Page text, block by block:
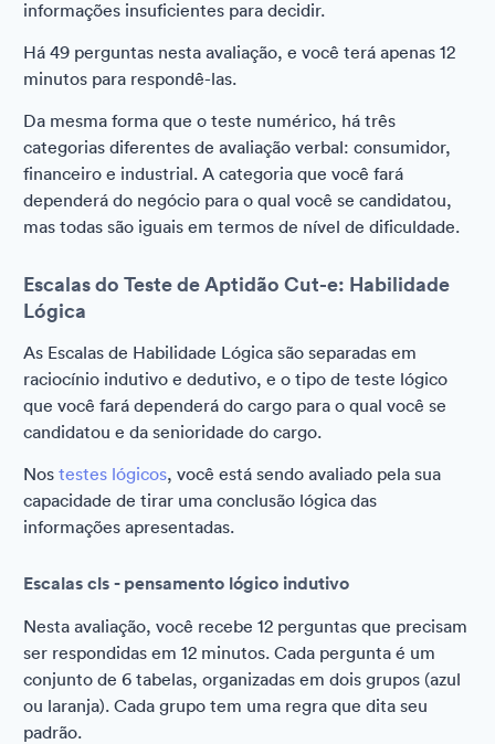
informações insuficientes para decidir.
Há 49 perguntas nesta avaliação, e você terá apenas 12
minutos para respondê-las.
Da mesma forma que o teste numérico, há três
categorias diferentes de avaliação verbal: consumidor,
financeiro e industrial. A categoria que você fará
dependerá do negócio para o qual você se candidatou,
mas todas são iguais em termos de nível de dificuldade.
Escalas do Teste de Aptidão Cut-e: Habilidade
Lógica
As Escalas de Habilidade Lógica são separadas em
raciocínio indutivo e dedutivo, e o tipo de teste lógico
que você fará dependerá do cargo para o qual você se
candidatou e da senioridade do cargo.
Nos testes lógicos, você está sendo avaliado pela sua
capacidade de tirar uma conclusão lógica das
informações apresentadas.
Escalas cls - pensamento lógico indutivo
Nesta avaliação, você recebe 12 perguntas que precisam
ser respondidas em 12 minutos. Cada pergunta é um
conjunto de 6 tabelas, organizadas em dois grupos (azul
ou laranja). Cada grupo tem uma regra que dita seu
padrão.